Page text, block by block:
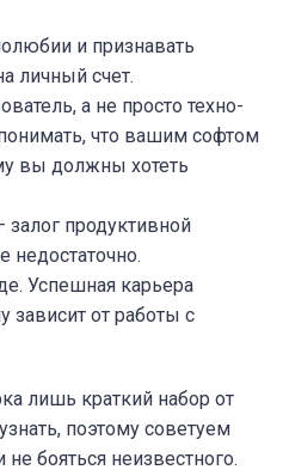
и признавать
личный счет.
а не просто техно-
что вашим софтом
вы должны хотеть
залог продуктивной
Успешная карьера
зависит от работы с
лишь краткий набор от
поэтому советуем
бояться неизвестного.